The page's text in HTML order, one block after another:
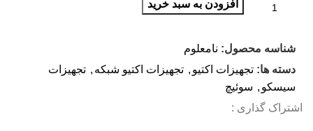
افزودن به سبد خرید
شناسه محصول: نامعلوم
دسته ها: تجهیزات اکتیو , تجهیزات اکتیو شبکه , تجهیزات
سیسکو , سوئیچ
اشتراک گذاری :